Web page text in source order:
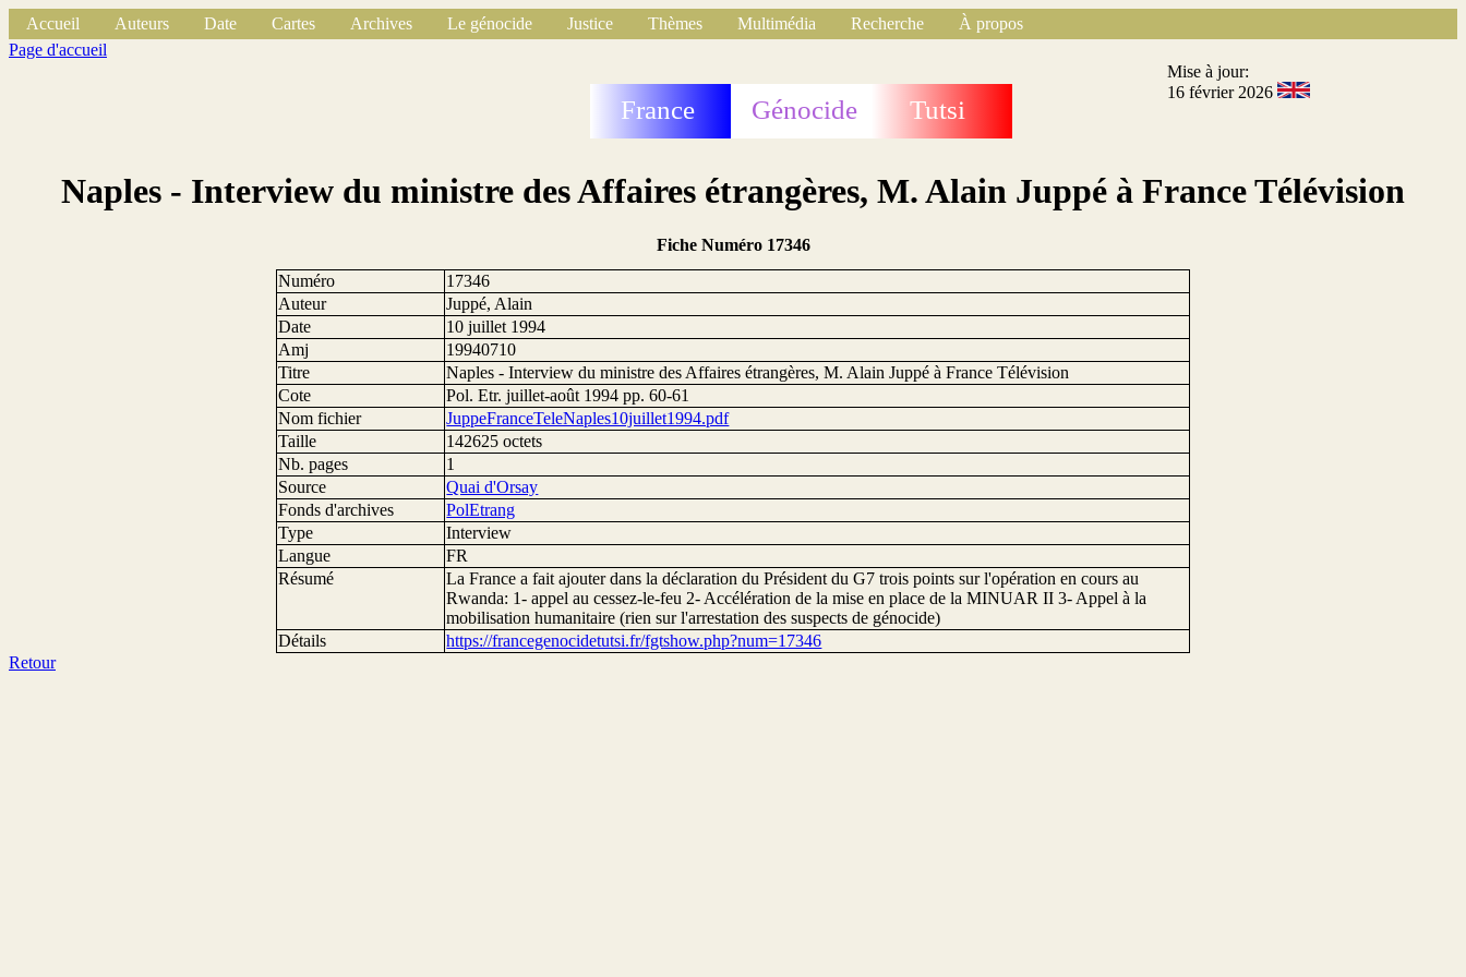
Accueil Auteurs Date Cartes Archives Le génocide Justice Thèmes Multimédia Recherche
À propos
Page d'accueil
France Génocide Tutsi
Mise à jour:
16 février 2026
Naples - Interview du ministre des Affaires étrangères, M. Alain Juppé à France Télévision
Fiche Numéro 17346
Numéro
17346
Auteur
Juppé, Alain
Date
10 juillet 1994
Amj
19940710
Titre
Naples - Interview du ministre des Affaires étrangères, M. Alain Juppé à France Télévision
Cote
Pol. Etr. juillet-août 1994 pp. 60-61
Nom fichier
JuppeFranceTeleNaples10juillet1994.pdf
Taille
142625 octets
Nb. pages
1
Source
Quai d'Orsay
Fonds d'archives
PolEtrang
Type
Interview
Langue
FR
Résumé
La France a fait ajouter dans la déclaration du Président du G7 trois points sur l'opération en cours au
Rwanda: 1- appel au cessez-le-feu 2- Accélération de la mise en place de la MINUAR II 3- Appel à la
mobilisation humanitaire (rien sur l'arrestation des suspects de génocide)
Détails
https://francegenocidetutsi.fr/fgtshow.php?num=17346
Retour